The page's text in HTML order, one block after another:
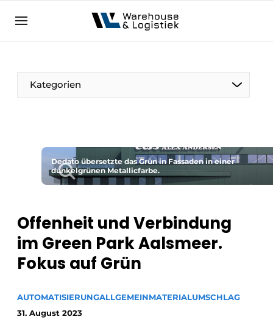
NL EN
Kategorien
Dedato übersetzte das Grün in Fassaden in einer
dunkelgrünen Metallicfarbe.
Offenheit und Verbindung
im Green Park Aalsmeer.
Fokus auf Grün
AUTOMATISIERUNGALLGEMEINMATERIALUMSCHLAG
31. August 2023